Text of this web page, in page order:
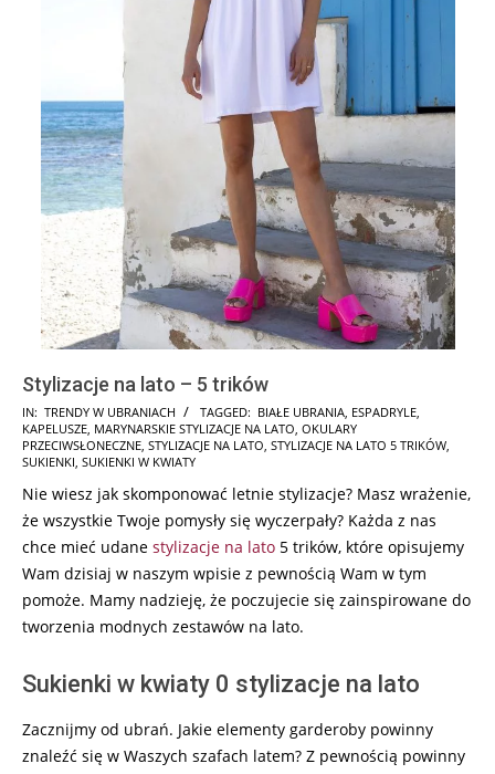
Stylizacje na lato – 5 trików
2025-
08-
28
IN: TRENDY W UBRANIACH TAGGED: BIAŁE UBRANIA, ESPADRYLE,
KAPELUSZE, MARYNARSKIE STYLIZACJE NA LATO, OKULARY
PRZECIWSŁONECZNE, STYLIZACJE NA LATO, STYLIZACJE NA LATO 5 TRIKÓW,
SUKIENKI, SUKIENKI W KWIATY
Nie wiesz jak skomponować letnie stylizacje? Masz wrażenie,
że wszystkie Twoje pomysły się wyczerpały? Każda z nas
chce mieć udane stylizacje na lato 5 trików, które opisujemy
Wam dzisiaj w naszym wpisie z pewnością Wam w tym
pomoże. Mamy nadzieję, że poczujecie się zainspirowane do
tworzenia modnych zestawów na lato.
Sukienki w kwiaty 0 stylizacje na lato
Zacznijmy od ubrań. Jakie elementy garderoby powinny
znaleźć się w Waszych szafach latem? Z pewnością powinny